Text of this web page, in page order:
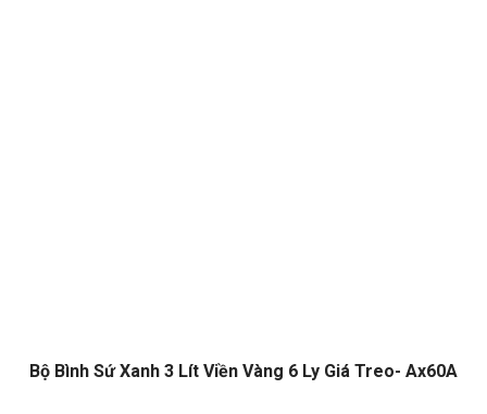
Bộ Bình Sứ Xanh 3 Lít Viền Vàng 6 Ly Giá Treo- Ax60A